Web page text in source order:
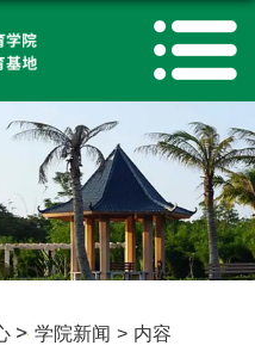
学院新闻 > 内容